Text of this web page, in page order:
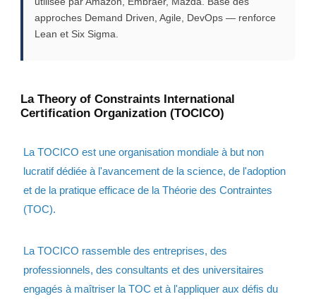
approches Demand Driven, Agile, DevOps — renforce
Lean et Six Sigma.
La Theory of Constraints International
Certification Organization (TOCICO)
La TOCICO est une organisation mondiale à but non
lucratif dédiée à l'avancement de la science, de l'adoption
et de la pratique efficace de la Théorie des Contraintes
(TOC).
La TOCICO rassemble des entreprises, des
professionnels, des consultants et des universitaires
engagés à maîtriser la TOC et à l'appliquer aux défis du